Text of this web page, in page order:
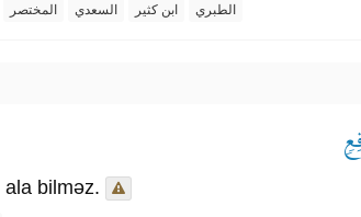
المختصر السعدي ابن كثير الطبري
ala bilməz.